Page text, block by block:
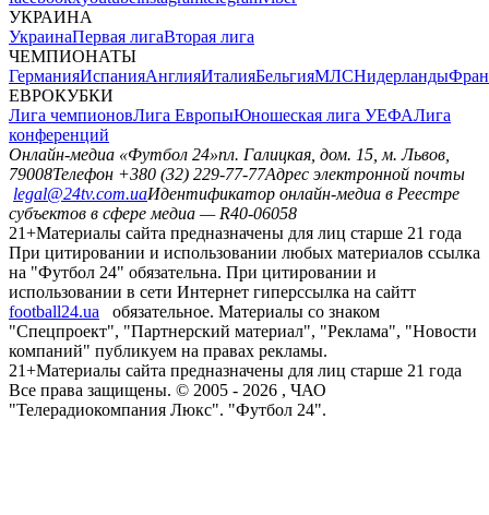
УКРАИНА
УкраинаПервая лигаВторая лига
ЧЕМПИОНАТЫ
ГерманияИспанияАнглияИталияБельгияМЛСНидерланды
ЕВРОКУБКИ
Лига чемпионовЛига ЕвропыЮношеская лига УЕФАЛига
конференций
Онлайн-медиа «Футбол 24»пл. Галицкая, дом. 15, м. Львов,
79008Телефон +380 (32) 229-77-77Адрес электронной почты
legal@24tv.com.uaИдентификатор онлайн-медиа в Реестре
субъектов в сфере медиа — R40-06058
21+Материалы сайта предназначены для лиц старше 21 года
При цитировании и использовании любых материалов ссылка
на "Футбол 24" обязательна. При цитировании и
использовании в сети Интернет гиперссылка на сайтт
football24.ua
обязательное. Материалы со знаком
"Спецпроект", "Партнерский материал", "Реклама", "Новости
компаний" публикуем на правах рекламы.
21+Материалы сайта предназначены для лиц старше 21 года
Все права защищены. © 2005 - 2026 , ЧАО
"Телерадиокомпания Люкс". "Футбол 24".